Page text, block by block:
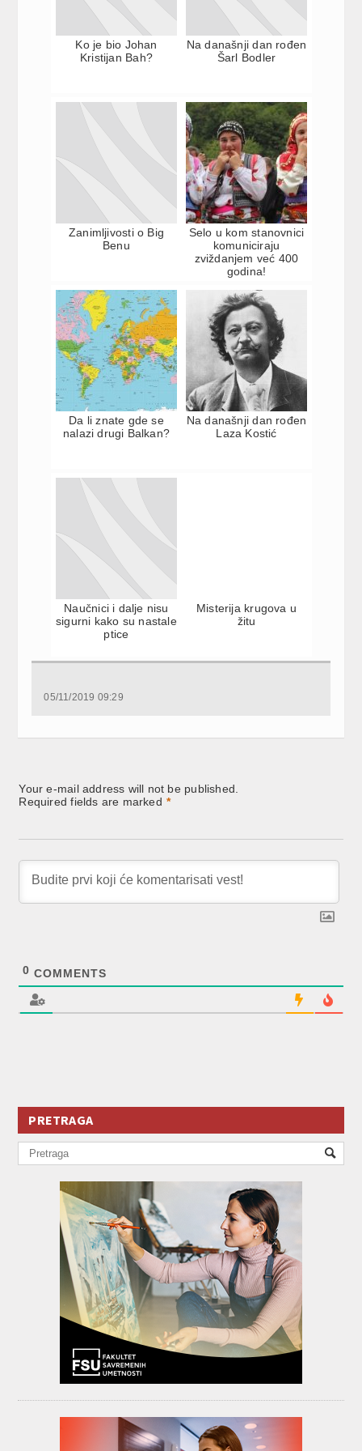
Ko je bio Johan
Kristijan Bah?
Na današnji dan rođen
Šarl Bodler
Zanimljivosti o Big
Benu
Selo u kom stanovnici
komuniciraju
zviždanjem već 400
godina!
Da li znate gde se
nalazi drugi Balkan?
Na današnji dan rođen
Laza Kostić
Naučnici i dalje nisu
sigurni kako su nastale
ptice
Misterija krugova u
žitu
05/11/2019 09:29
Your e-mail address will not be published.
Required fields are marked *
0 COMMENTS
PRETRAGA